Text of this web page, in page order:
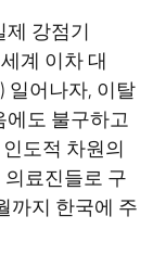
강점기
계 이차 대
일어나자, 이탈
도 불구하고
도적 차원의
료진들로 구
까지 한국에 주